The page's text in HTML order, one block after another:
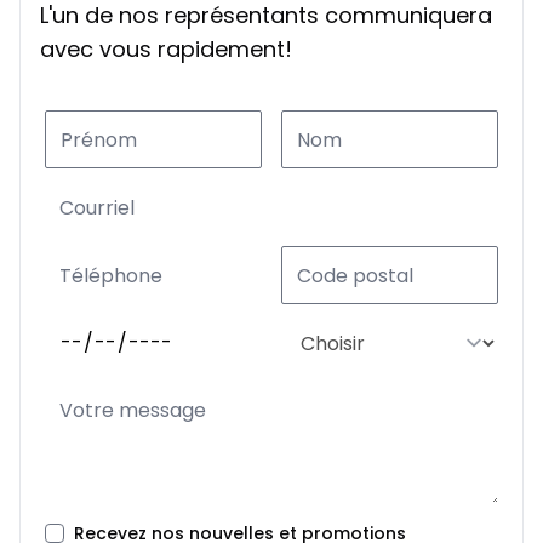
L'un de nos représentants communiquera
avec vous rapidement!
Recevez nos nouvelles et promotions